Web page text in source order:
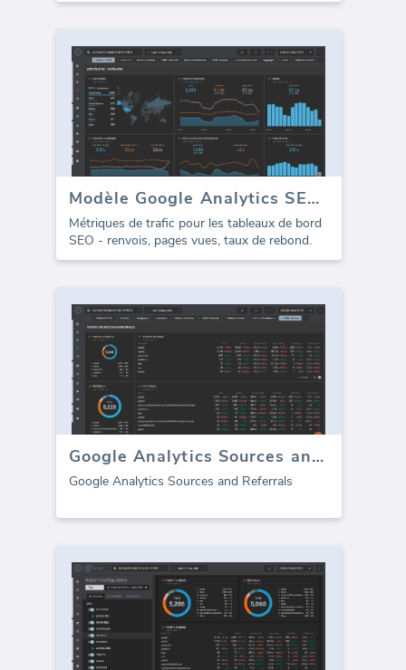
Modèle Google Analytics SEO - Trafic
Métriques de trafic pour les tableaux de bord
SEO - renvois, pages vues, taux de rebond.
Google Analytics Sources and Referrals
Google Analytics Sources and Referrals